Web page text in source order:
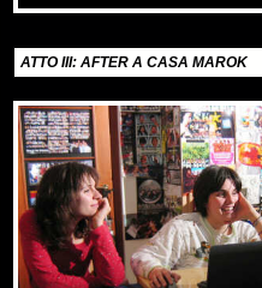
ATTO III: AFTER A CASA MAROK